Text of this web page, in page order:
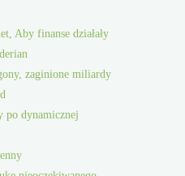
Aby finanse działały
zaginione miliardy
po dynamicznej